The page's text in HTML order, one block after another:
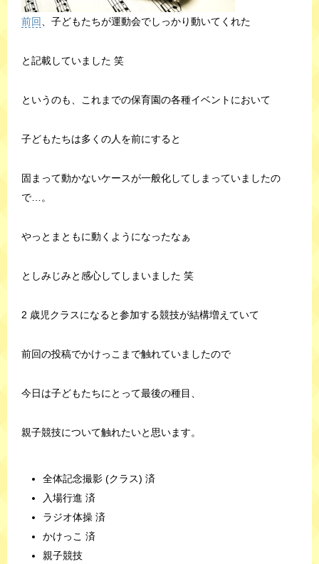
前回、子どもたちが運動会でしっかり動いてくれた
と記載していました 笑
というのも、これまでの保育園の各種イベントにおいて
子どもたちは多くの人を前にすると
固まって動かないケースが一般化してしまっていましたの
で…。
やっとまともに動くようになったなぁ
としみじみと感心してしまいました 笑
2 歳児クラスになると参加する競技が結構増えていて
前回の投稿でかけっこまで触れていましたので
今日は子どもたちにとって最後の種目、
親子競技について触れたいと思います。
全体記念撮影 (クラス) 済
入場行進 済
ラジオ体操 済
かけっこ 済
親子競技